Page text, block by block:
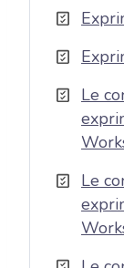
Le
Le